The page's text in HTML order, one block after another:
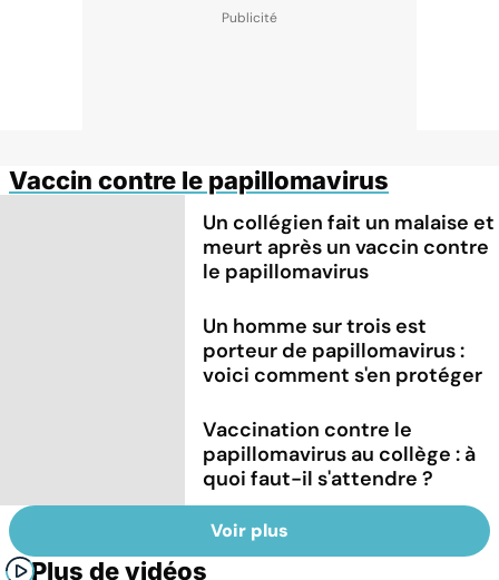
Vaccin contre le papillomavirus
Un collégien fait un malaise et
meurt après un vaccin contre
le papillomavirus
Un homme sur trois est
porteur de papillomavirus :
voici comment s'en protéger
Vaccination contre le
papillomavirus au collège : à
quoi faut-il s'attendre ?
Voir plus
Plus de vidéos